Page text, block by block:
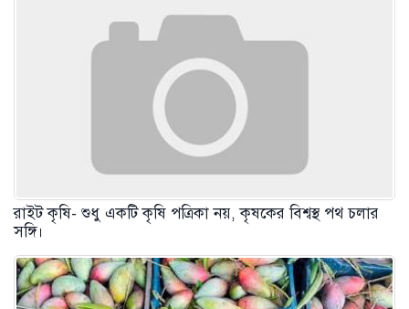
রাইট কৃষি- শুধু একটি কৃষি পত্রিকা নয়, কৃষকের বিশ্বস্থ পথ চলার
সঙ্গি।